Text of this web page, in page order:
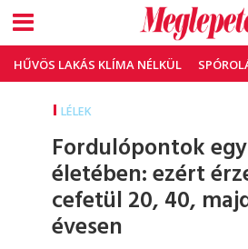
HŰVÖS LAKÁS KLÍMA NÉLKÜL
LÉLEK
Fordulópontok
életében: ezért
cefetül 20, 40,
évesen